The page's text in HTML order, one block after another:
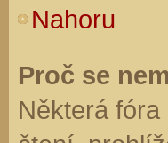
Nahoru
Proč se
Některá